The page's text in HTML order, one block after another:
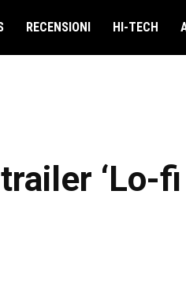
RECENSIONI HI-TECH
‘Lo-fi